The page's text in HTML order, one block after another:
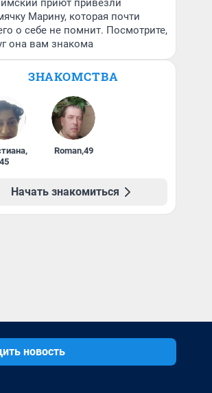
приют привезли
Марину, которая почти
о себе не помнит. Посмотрите,
она вам знакома
ЗНАКОМСТВА
,
45
Roman,49
Начать знакомиться
новость